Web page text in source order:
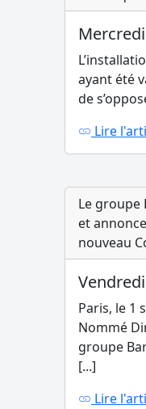
ayant été
de
Lire
Le groupe
et
nouveau
Paris, le 1
Nommé
groupe
[...]
Lire